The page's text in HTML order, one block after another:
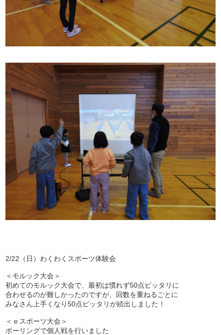
2/22（日）わくわくスポーツ体験会
＜モルック大会＞
初めてのモルック大会で、最初は慣れず50点ピッタリに
合わせるのが難しかったのですが、回数を重ねるごとに
みなさん上手くなり50点ピッタリが続出しました！
＜ｅスポーツ大会＞
ボーリングで個人戦を行いました